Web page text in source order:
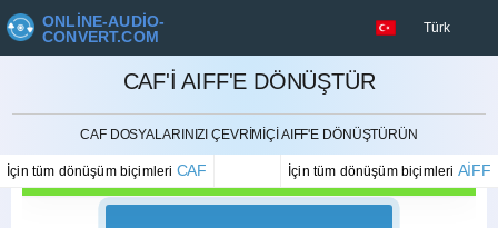
ONLINE-AUDIO-
CONVERT.COM
Türk
CAF'I AIFF'E DÖNÜŞTÜR
CAF DOSYALARINIZI ÇEVRIMIÇI AIFF'E DÖNÜŞTÜRÜN
İçin tüm dönüşüm biçimleri CAF İçin tüm dönüşüm biçimleri AIFF
İPTAL ETMEK